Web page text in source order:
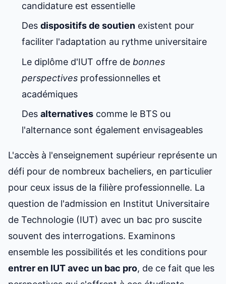
candidature est essentielle
Des dispositifs de soutien existent pour
faciliter l'adaptation au rythme universitaire
Le diplôme d'IUT offre de bonnes
perspectives professionnelles et
académiques
Des alternatives comme le BTS ou
l'alternance sont également envisageables
L'accès à l'enseignement supérieur représente un
défi pour de nombreux bacheliers, en particulier
pour ceux issus de la filière professionnelle. La
question de l'admission en Institut Universitaire
de Technologie (IUT) avec un bac pro suscite
souvent des interrogations. Examinons
ensemble les possibilités et les conditions pour
entrer en IUTavec un bac pro, de ce fait que les